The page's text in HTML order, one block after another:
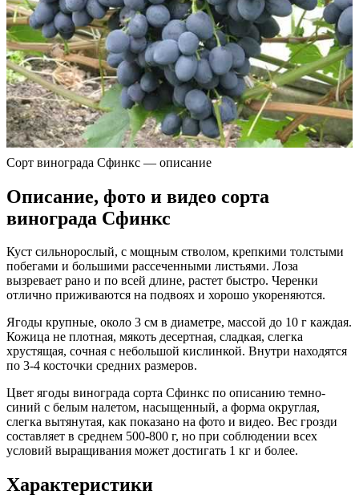
Сорт винограда Сфинкс — описание
Описание, фото и видео сорта
винограда Сфинкс
Куст сильнорослый, с мощным стволом, крепкими толстыми
побегами и большими рассеченными листьями. Лоза
вызревает рано и по всей длине, растет быстро. Черенки
отлично приживаются на подвоях и хорошо укореняются.
Ягоды крупные, около 3 см в диаметре, массой до 10 г каждая.
Кожица не плотная, мякоть десертная, сладкая, слегка
хрустящая, сочная с небольшой кислинкой. Внутри находятся
по 3-4 косточки средних размеров.
Цвет ягоды винограда сорта Сфинкс по описанию темно-
синий с белым налетом, насыщенный, а форма округлая,
слегка вытянутая, как показано на фото и видео. Вес грозди
составляет в среднем 500-800 г, но при соблюдении всех
условий выращивания может достигать 1 кг и более.
Характеристики